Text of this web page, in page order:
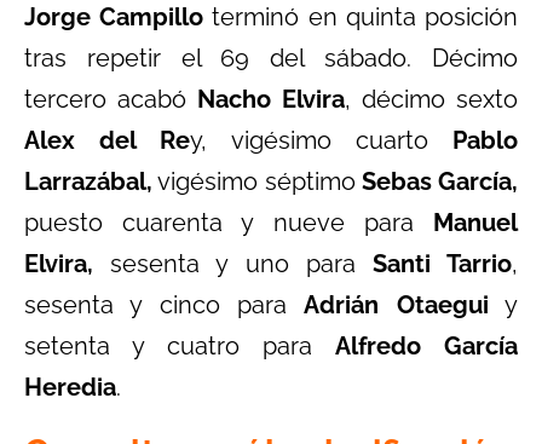
Jorge Campillo terminó en quinta posición
tras repetir el 69 del sábado. Décimo
tercero acabó Nacho Elvira, décimo sexto
Alex del Rey, vigésimo cuarto Pablo
Larrazábal, vigésimo séptimo Sebas García,
puesto cuarenta y nueve para Manuel
Elvira, sesenta y uno para Santi Tarrio,
sesenta y cinco paraAdrián Otaegui y
setenta y cuatro para Alfredo García
Heredia.